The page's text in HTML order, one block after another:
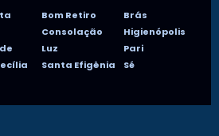
Bom Retiro
Brás
Consolação
Higienópolis
Luz
Pari
Santa Efigênia
Sé